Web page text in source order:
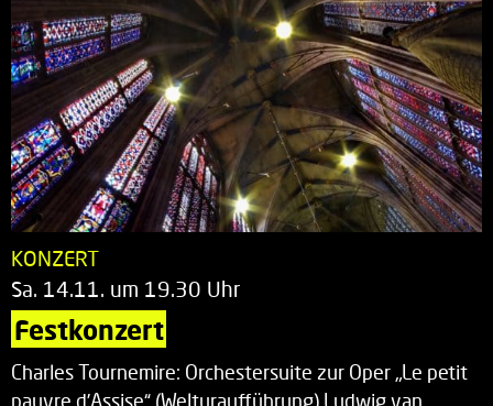
KONZERT
Sa. 14.11. um 19.30 Uhr
Festkonzert
Charles Tournemire: Orchestersuite zur Oper „Le petit